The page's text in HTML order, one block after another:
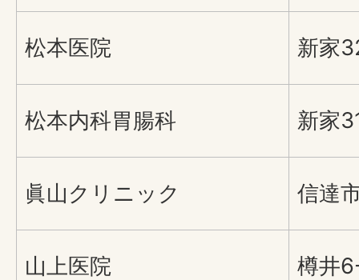
松本医院 新家
松本内科胃腸科 新家
眞山クリニック 信達
山上医院 樽井